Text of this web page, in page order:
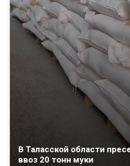
В Таласской области
ввоз 20 тонн муки